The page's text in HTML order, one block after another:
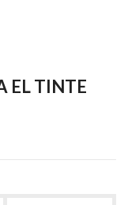
EL TINTE